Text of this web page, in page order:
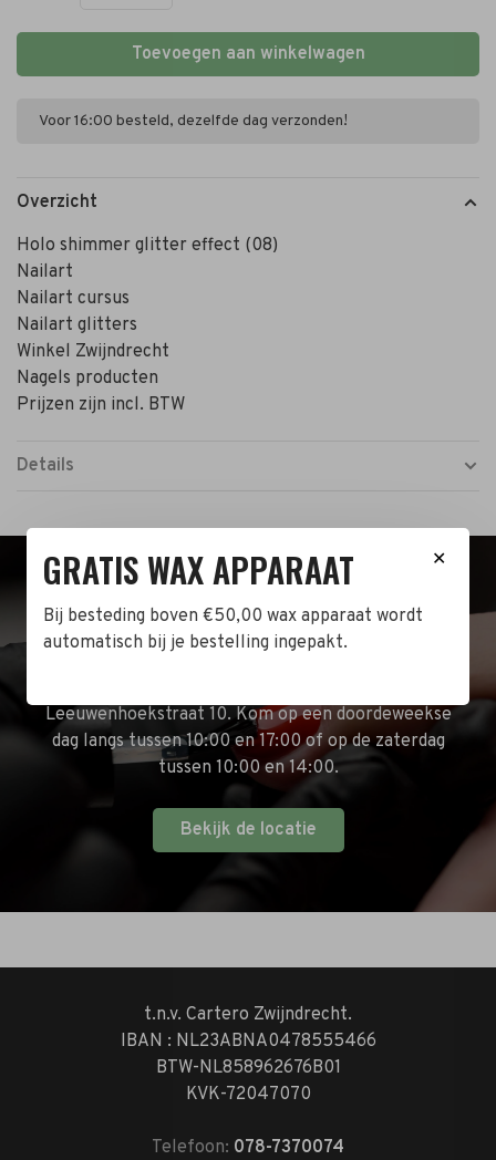
Toevoegen aan winkelwagen
Voor 16:00 besteld, dezelfde dag verzonden!
Overzicht
Holo shimmer glitter effect (08)
Nailart
Nailart cursus
Nailart glitters
Winkel Zwijndrecht
Nagels producten
Prijzen zijn incl. BTW
Details
BEZOEK DE WINKEL!
Leeuwenhoekstraat 10. Kom op een doordeweekse
dag langs tussen 10:00 en 17:00 of op de zaterdag
tussen 10:00 en 14:00.
Bekijk de locatie
t.n.v. Cartero Zwijndrecht.
IBAN : NL23ABNA0478555466
BTW-NL858962676B01
KVK-72047070
Telefoon: 078-7370074
✕
GRATIS WAX APPARAAT
Bij besteding boven €50,00 wax apparaat wordt
automatisch bij je bestelling ingepakt.